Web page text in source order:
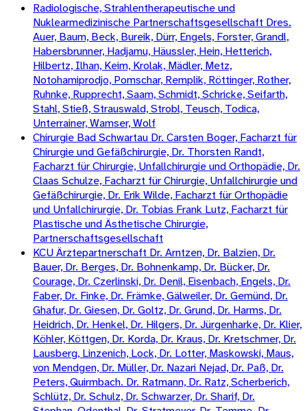
Radiologische, Strahlentherapeutische und
Nuklearmedizinische Partnerschaftsgesellschaft Dres.
Auer, Baum, Beck, Bureik, Dürr, Engels, Forster, Grandl,
Habersbrunner, Hadjamu, Häussler, Hein, Hetterich,
Hilbertz, Ilhan, Keim, Krolak, Mädler, Metz,
Notohamiprodjo, Pomschar, Remplik, Röttinger, Rother,
Ruhnke, Rupprecht, Saam, Schmidt, Schricke, Seifarth,
Stahl, Stieß, Strauswald, Strobl, Teusch, Todica,
Unterrainer, Wamser, Wolf
Chirurgie Bad Schwartau Dr. Carsten Boger, Facharzt für
Chirurgie und Gefäßchirurgie, Dr. Thorsten Randt,
Facharzt für Chirurgie, Unfallchirurgie und Orthopädie, Dr.
Claas Schulze, Facharzt für Chirurgie, Unfallchirurgie und
Gefäßchirurgie, Dr. Erik Wilde, Facharzt für Orthopädie
und Unfallchirurgie, Dr. Tobias Frank Lutz, Facharzt für
Plastische und Ästhetische Chirurgie,
Partnerschaftsgesellschaft
KCU Ärztepartnerschaft Dr. Arntzen, Dr. Balzien, Dr.
Bauer, Dr. Berges, Dr. Bohnenkamp, Dr. Bücker, Dr.
Courage, Dr. Czerlinski, Dr. Denil, Eisenbach, Engels, Dr.
Faber, Dr. Finke, Dr. Främke, Gälweiler, Dr. Gemünd, Dr.
Ghafur, Dr. Giesen, Dr. Goltz, Dr. Grund, Dr. Harms, Dr.
Heidrich, Dr. Henkel, Dr. Hilgers, Dr. Jürgenharke, Dr. Klier,
Köhler, Köttgen, Dr. Korda, Dr. Kraus, Dr. Kretschmer, Dr.
Lausberg, Linzenich, Lock, Dr. Lotter, Maskowski, Maus,
von Mendgen, Dr. Müller, Dr. Nazari Nejad, Dr. Paß, Dr.
Peters, Quirmbach. Dr. Ratmann, Dr. Ratz, Scherberich,
Schlütz, Dr. Schulz, Dr. Schwarzer, Dr. Sharif, Dr.